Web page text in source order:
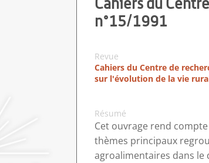
n°15/1991
Revue
Cahiers du Centre de
sur l'évolution de la vie
Résumé
Cet ouvrage rend
thèmes principaux
agroalimentaires dans le